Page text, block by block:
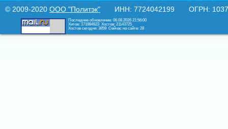
© 2009-2020 ООО "Политэк" ИНН: 7724042199 ОГРН:
Последнее обновление: 06.08.2026 21:56:00
Хитов: 171984923 Хостов: 21143725
Хостов сегодня: 3859 Сейчас на сайте: 28